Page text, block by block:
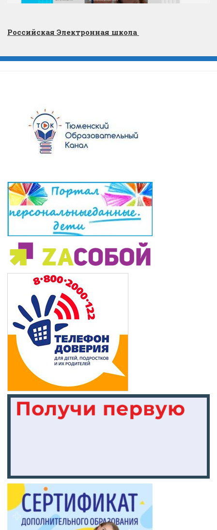
Российская Электронная школа